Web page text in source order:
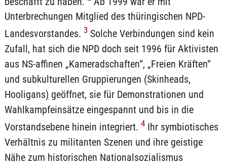
Unterbrechungen Mitglied des thüringischen NPD-
Landesvorstandes. 3Solche Verbindungen sind kein
Zufall, hat sich die NPD doch seit 1996 für Aktivisten
aus NS-affinen „Kameradschaften“, „Freien Kräften“
und subkulturellen Gruppierungen (Skinheads,
Hooligans) geöffnet, sie für Demonstrationen und
Wahlkampfeinsätze eingespannt und bis in die
Vorstandsebene hinein integriert. 4Ihr symbiotisches
Verhältnis zu militanten Szenen und ihre geistige
Nähe zum historischen Nationalsozialismus